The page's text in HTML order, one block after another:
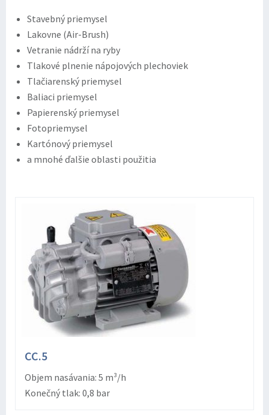
Stavebný priemysel
Lakovne (Air-Brush)
Vetranie nádrží na ryby
Tlakové plnenie nápojových plechoviek
Tlačiarenský priemysel
Baliaci priemysel
Papierenský priemysel
Fotopriemysel
Kartónový priemysel
a mnohé ďalšie oblasti použitia
CC.5
Objem nasávania: 5 m³/h
Konečný tlak: 0,8 bar